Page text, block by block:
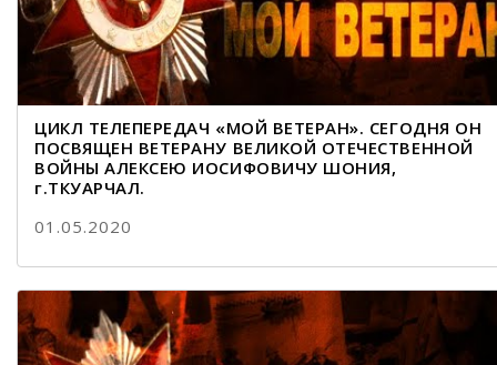
ЦИКЛ ТЕЛЕПЕРЕДАЧ «МОЙ ВЕТЕРАН». СЕГОДНЯ ОН
ПОСВЯЩЕН ВЕТЕРАНУ ВЕЛИКОЙ ОТЕЧЕСТВЕННОЙ
ВОЙНЫ АЛЕКСЕЮ ИОСИФОВИЧУ ШОНИЯ,
г.ТКУАРЧАЛ.
01.05.2020